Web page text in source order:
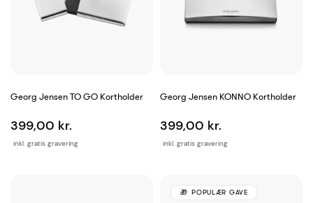
Georg Jensen TO GO Kortholder
inkl. gratis gravering
399,00 kr.
Georg Jensen KONNO Kortholder
inkl. gratis gravering
399,00 kr.
POPULÆR GAVE